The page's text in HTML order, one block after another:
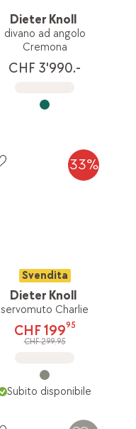
Dieter Knoll
divano ad angolo
Cremona
CHF 3'990.-
33%
Svendita
Dieter Knoll
servomuto Charlie
CHF 19995
CHF 299.95
Subito disponibile